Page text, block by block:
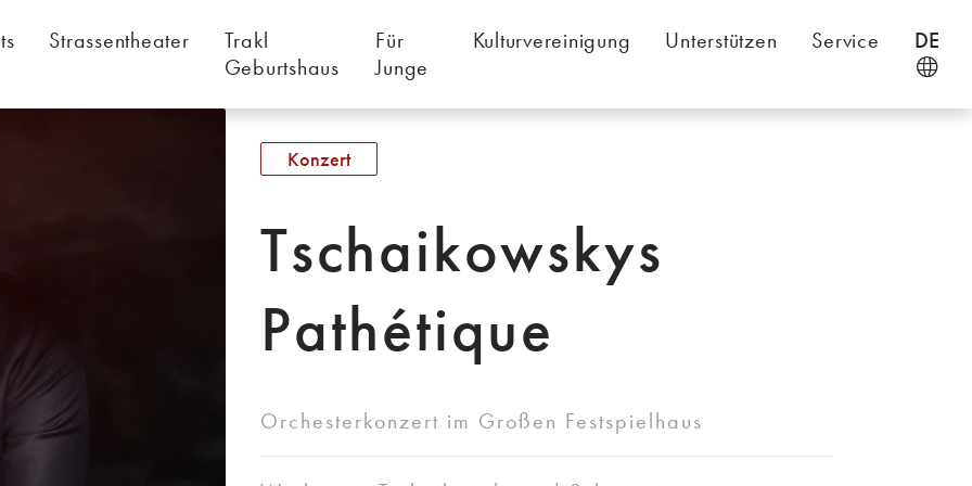
Strassentheater
Trakl
Geburtshaus
Für
Junge
Kulturvereinigung Unterstützen Service DE
Konzert
Tschaikowskys
Pathétique
Orchesterkonzert im Großen Festspielhaus